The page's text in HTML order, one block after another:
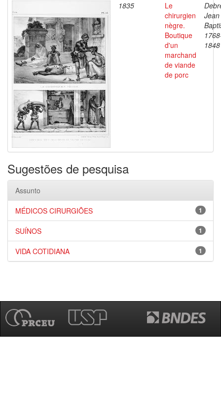
1835
Le
chirurgien
nègre.
Boutique
d'un
marchand
de viande
de porc
Jean
1848
Sugestões de pesquisa
Assunto
1
MÉDICOS CIRURGIÕES
1
SUÍNOS
1
VIDA COTIDIANA